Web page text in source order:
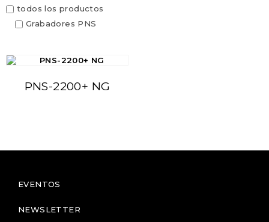
todos los productos
Grabadores PNS
PNS-2200+ NG
EVENTOS
NEWSLETTER